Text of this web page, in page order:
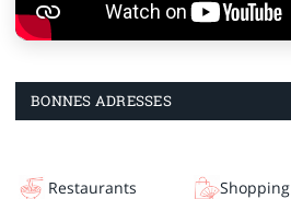
BONNES ADRESSES
Restaurants Shopping